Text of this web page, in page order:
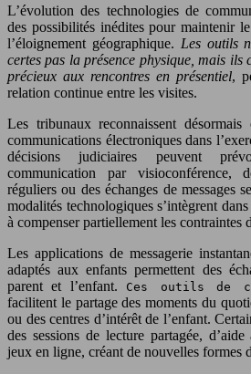
L’évolution des technologies de
des possibilités inédites pour maintenir
l’éloignement géographique. Les outils
certes pas la présence physique, mais ils
précieux aux rencontres en présentiel,
relation continue entre les visites.
Les tribunaux reconnaissent
communications électroniques dans
décisions judiciaires peuvent
communication par visioconférence,
réguliers ou des échanges de messages
modalités technologiques s’intègrent
à compenser partiellement les contraintes
Les applications de messagerie
adaptés aux enfants permettent des
parent et l’enfant.
Ces outils de
facilitent le partage des moments du
ou des centres d’intérêt de l’enfant.
des sessions de lecture partagée,
jeux en ligne, créant de nouvelles formes